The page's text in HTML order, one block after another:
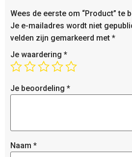
Wees de eerste om “Product” te
Je e-mailadres wordt niet
velden zijn gemarkeerd met *
Je waardering *
Je beoordeling *
Naam *